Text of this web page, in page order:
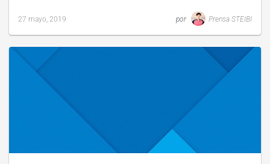
mayo,
2019
27 mayo, 2019 por Prensa STEIBI